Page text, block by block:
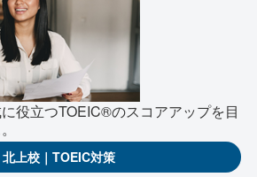
役立つTOEIC®のスコアアップを目
北上校｜TOEIC対策